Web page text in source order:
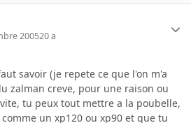
200520 a
savoir (je repete ce que l'on m'a
zalman creve, pour une raison ou
tu peux tout mettre a la poubelle,
un xp120 ou xp90 et que tu